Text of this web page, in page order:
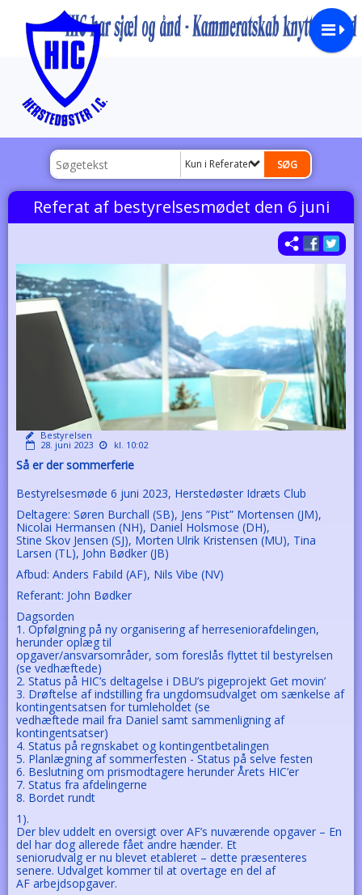
Kun i Referater
Referat af bestyrelsesmødet den 6 juni
Bestyrelsen
28. juni 2023
kl. 10:02
Så er der sommerferie
Bestyrelsesmøde 6 juni 2023, Herstedøster Idræts Club
Deltagere: Søren Burchall (SB), Jens ”Pist” Mortensen (JM),
Nicolai Hermansen (NH), Daniel Holsmose (DH),
Stine Skov Jensen (SJ), Morten Ulrik Kristensen (MU), Tina
Larsen (TL), John Bødker (JB)
Afbud: Anders Fabild (AF), Nils Vibe (NV)
Referant: John Bødker
Dagsorden
1. Opfølgning på ny organisering af herreseniorafdelingen,
herunder oplæg til
opgaver/ansvarsområder, som foreslås flyttet til bestyrelsen
(se vedhæftede)
2. Status på HIC’s deltagelse i DBU’s pigeprojekt Get movin’
3. Drøftelse af indstilling fra ungdomsudvalget om sænkelse af
kontingentsatsen for tumleholdet (se
vedhæftede mail fra Daniel samt sammenligning af
kontingentsatser)
4. Status på regnskabet og kontingentbetalingen
5. Planlægning af sommerfesten - Status på selve festen
6. Beslutning om prismodtagere herunder Årets HIC’er
7. Status fra afdelingerne
8. Bordet rundt
1).
Der blev uddelt en oversigt over AF’s nuværende opgaver – En
del har dog allerede fået andre hænder. Et
seniorudvalg er nu blevet etableret – dette præsenteres
senere. Udvalget kommer til at overtage en del af
AF arbejdsopgaver.